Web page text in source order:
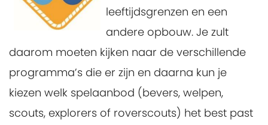
leeftijdsgrenzen en een
andere opbouw. Je zult
daarom moeten kijken naar de verschillende
programma’s die er zijn en daarna kun je
kiezen welk spelaanbod (bevers, welpen,
scouts, explorers of roverscouts) het best past